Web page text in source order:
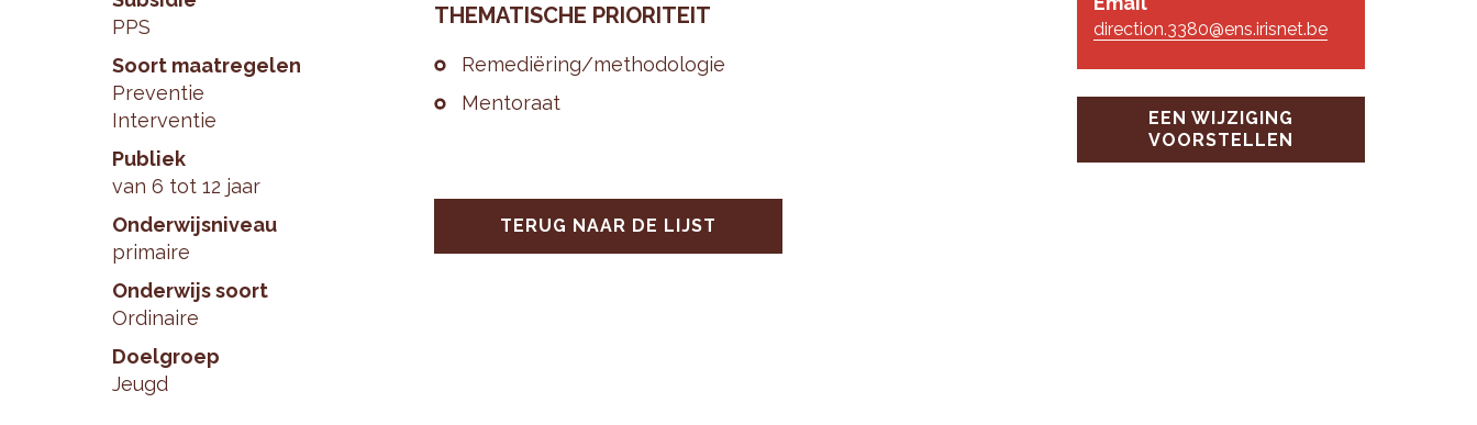
PPS
Soort maatregelen
Preventie
Interventie
Publiek
van 6 tot 12 jaar
Onderwijsniveau
primaire
Onderwijs soort
Ordinaire
Doelgroep
Jeugd
direction.3380@ens.irisnet.be
EEN WIJZIGING
VOORSTELLEN
THE­MA­TI­SCHE PRI­O­RI­TEIT
Re­me­diëring/me­tho­do­lo­gie
Men­to­raat
TERUG NAAR DE LIJST